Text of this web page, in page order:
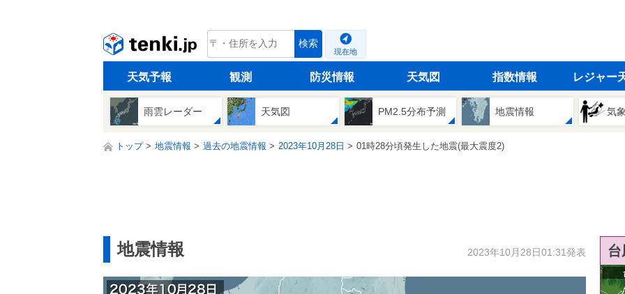
tenki.jp 検索
現在地
天気予報 観測 防災情報 天気図 指数情報 レジャー
雨雲レーダー 天気図 PM2.5分布予測 地震情報 気
トップ 地震情報 過去の地震情報 2023年10月28日 01時28分頃発生した地震(最大震度2)
地震情報 2023年10月28日01:31発表